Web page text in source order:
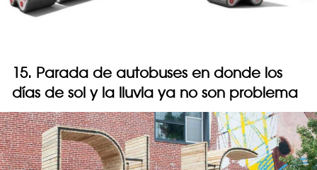
15. Parada de autobuses en donde los
días de sol y la lluvia ya no son problema